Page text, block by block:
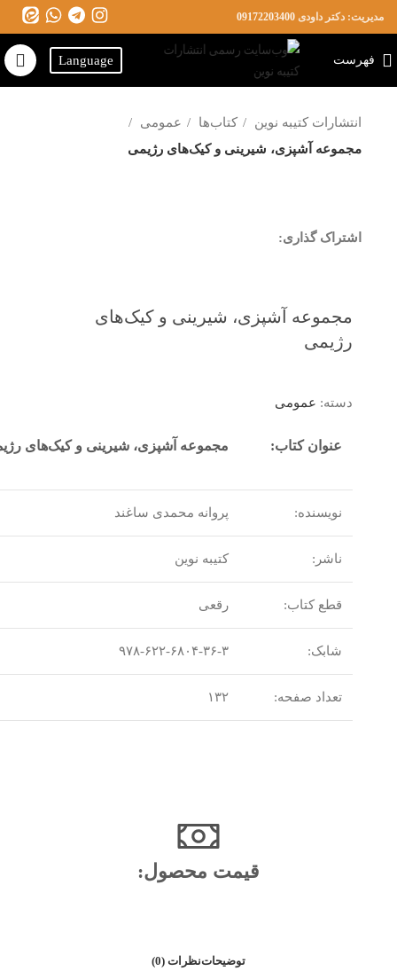
مدیریت: دکتر داودی 09172203400
فهرست Language
انتشارات کتیبه نوین کتاب‌ها
عمومی
مجموعه آشپزی، شیرینی و کیک‌های رژیمی
اشتراک گذاری:
مجموعه آشپزی، شیرینی و کیک‌های
رژیمی
دسته: عمومی
عنوان کتاب: مجموعه آشپزی، شیرینی و کیک‌های
نویسنده: پروانه محمدی ساغند
ناشر: کتیبه نوین
قطع کتاب: رقعی
شابک: ۹۷۸-۶۲۲-۶۸۰۴-۳۶-۳
تعداد صفحه: ۱۳۲
قیمت محصول:​
توضیحاتنظرات (0)